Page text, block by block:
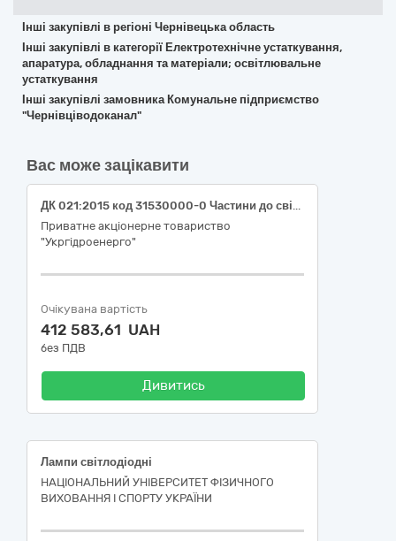
Інші закупівлі в регіоні Чернівецька область
Інші закупівлі в категорії Електротехнічне устаткування,
апаратура, обладнання та матеріали; освітлювальне
устаткування
Інші закупівлі замовника Комунальне підприємство
"Чернівціводоканал"
Вас може зацікавити
ДК 021:2015 код 31530000-0 Частини до світильників та освітлювального обладнання (Лампи, світлосигнальна арматура та патрони для філії "Дирекція з будівництва Дністровської ГАЕС" ПрАТ "Укргідроенерго")
Приватне акціонерне товариство
"Укргідроенерго"
Очікувана вартість
412 583,61 UAH
без ПДВ
Дивитись
Лампи світлодіодні
НАЦІОНАЛЬНИЙ УНІВЕРСИТЕТ ФІЗИЧНОГО
ВИХОВАННЯ І СПОРТУ УКРАЇНИ